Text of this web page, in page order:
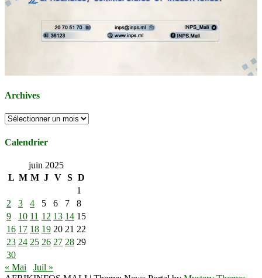
Archives
Archives
Calendrier
juin 2025
L M M J V S D
1
2
3 4 5 6 7
8
9
10 11 12 13 14 15
16 17 18 19 20 21 22
23 24 25 26 27 28 29
30
« Mai
Juil »